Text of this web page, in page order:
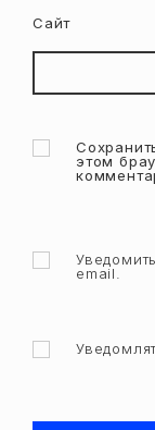
Сайт
этом
email.